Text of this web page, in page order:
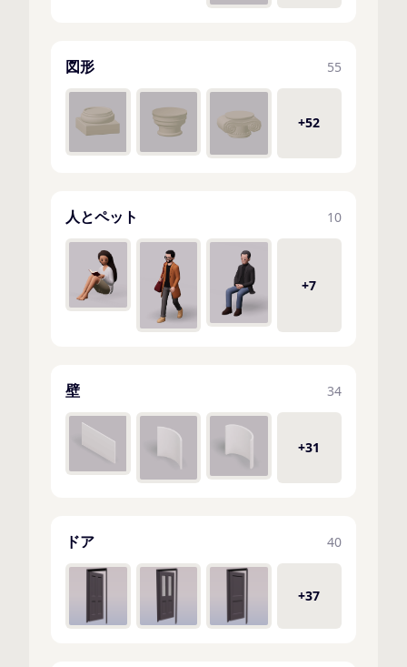
図形 55
+52
人とペット 10
+7
壁 34
+31
ドア 40
+37